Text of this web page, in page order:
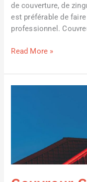
de couverture, de
est préférable de
professionnel.
Read More »